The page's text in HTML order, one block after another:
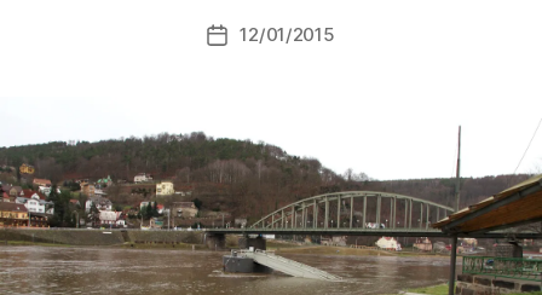
Autor
příspěvku
a
Datum
12/01/2015